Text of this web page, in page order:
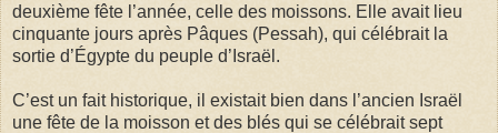
deuxième fête l’année, celle des moissons. Elle avait lieu
cinquante jours après Pâques (Pessah), qui célébrait la
sortie d’Égypte du peuple d’Israël.
C’est un fait historique, il existait bien dans l’ancien Israël
une fête de la moisson et des blés qui se célébrait sept